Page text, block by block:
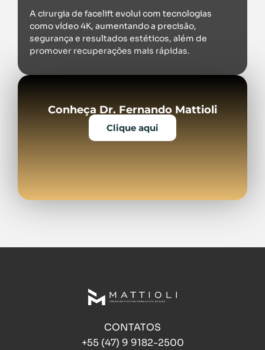
A cirurgia de facelift evolui com tecnologias
como vídeo 4K, aumentando a precisão,
segurança e resultados estéticos, além de
promover recuperações mais rápidas.
Conheça Dr. Fernando Mattioli
Clique aqui
CONTATOS
+55 (47) 9 9182-2500